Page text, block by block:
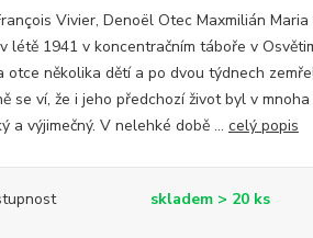
Vivier, Denoël Otec Maxmilián
létě 1941 v koncentračním táboře v
otce několika dětí a po dvou týdnech
se ví, že i jeho předchozí život byl v
a výjimečný. V nelehké době ... celý popis
skladem > 20 ks